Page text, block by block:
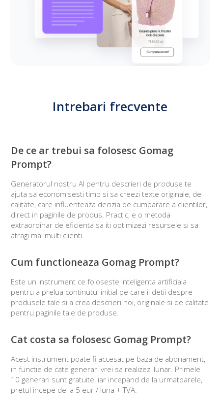
Intrebari frecvente
De ce ar trebui sa folosesc Gomag
Prompt?
Generatorul nostru AI pentru descrieri de produse te
ajuta sa economisesti timp si sa creezi texte originale, de
calitate, care influenteaza decizia de cumparare a clientilor,
direct in paginile de produs. Practic, e o metoda
extraordinar de eficienta sa iti optimizezi resursele si sa
atragi mai multi clienti.
Cum functioneaza Gomag Prompt?
Este un instrument ce foloseste inteligenta artificiala
pentru a prelua continutul initial pe care il detii despre
produsele tale si a crea descrieri noi, originale si de calitate
pentru paginile tale de produse.
Cat costa sa folosesc Gomag Prompt?
Acest instrument poate fi accesat pe baza de abonament,
in functie de cate generari vrei sa realizezi lunar. Primele
10 generari sunt gratuite, iar incepand de la urmatoarele,
pretul incepe de la 5 eur / luna + TVA.